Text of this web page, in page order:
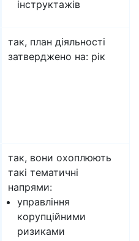
інструктажів
так, план діяльності
затверджено на: рік
так, вони охоплюють
такі тематичні
напрями:
управління
корупційними
ризиками